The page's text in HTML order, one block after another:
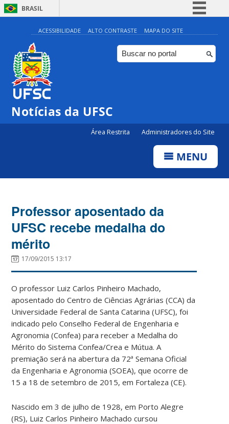
BRASIL
Simplifique!
Comunica BR
Participe
ACESSIBILIDADE ALTO CONTRASTE MAPA DO SITE
Notícias da UFSC
Área Restrita Administradores do Site
MENU
Professor aposentado da
UFSC recebe medalha do
mérito
17/09/2015 13:17
O professor Luiz Carlos Pinheiro Machado,
aposentado do Centro de Ciências Agrárias (CCA) da
Universidade Federal de Santa Catarina (UFSC), foi
indicado pelo Conselho Federal de Engenharia e
Agronomia (Confea) para receber a Medalha do
Mérito do Sistema Confea/Crea e Mútua. A
premiação será na abertura da 72ª Semana Oficial
da Engenharia e Agronomia (SOEA), que ocorre de
15 a 18 de setembro de 2015, em Fortaleza (CE).
Nascido em 3 de julho de 1928, em Porto Alegre
(RS), Luiz Carlos Pinheiro Machado cursou